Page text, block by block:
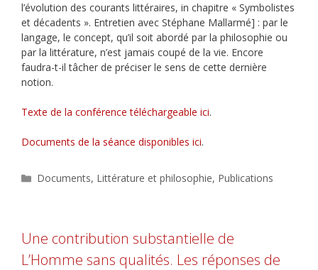
l’évolution des courants littéraires, in chapitre « Symbolistes
et décadents ». Entretien avec Stéphane Mallarmé] : par le
langage, le concept, qu’il soit abordé par la philosophie ou
par la littérature, n’est jamais coupé de la vie. Encore
faudra-t-il tâcher de préciser le sens de cette dernière
notion.
Texte de la conférence téléchargeable ici.
Documents de la séance disponibles ici.
Catégories
Documents, Littérature et philosophie, Publications
Une contribution substantielle de
L’Homme sans qualités. Les réponses de